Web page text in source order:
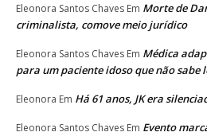
Eleonora Santos Chaves Em Morte de
criminalista, comove meio jurídico
Eleonora Santos Chaves Em Médica
para um paciente idoso que não sabe
Eleonora Em Há 61 anos, JK era
Eleonora Santos Chaves Em Evento